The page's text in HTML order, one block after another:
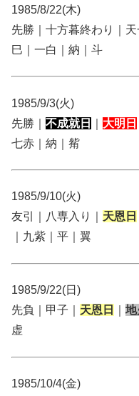
1985/8/22(木)
先勝｜十方暮終わり｜天
巳｜一白｜納｜斗
1985/9/3(火)
先勝｜ 不成就日 大明日
七赤｜納｜觜
1985/9/10(火)
友引｜八専入り｜ 天恩日
｜九紫｜平｜翼
1985/9/22(日)
先負｜甲子｜ 天恩日 地
虚
1985/10/4(金)